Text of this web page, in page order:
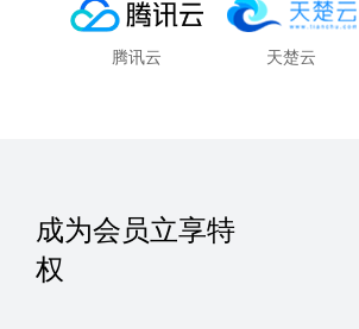
腾讯云 天楚云
成为会员立享特
权